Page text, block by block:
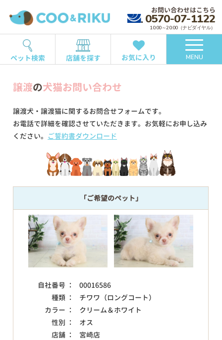
お問い合わせはこちら
0570-07-1122
10:00～20:00（ナビダイヤル）
ペット検索 店舗を探す お気に入り MENU
譲渡の犬猫お問い合わせ
譲渡犬・譲渡猫に関するお問合せフォームです。
お電話で詳細を確認させていただきます。お気軽にお申し込み
ください。 ご誓約書ダウンロード
「ご希望のペット」
自社番号 ：
00016586
種類 ：
チワワ（ロングコート）
カラー ：
クリーム＆ホワイト
性別 ：
オス
店舗 ：
宮崎店